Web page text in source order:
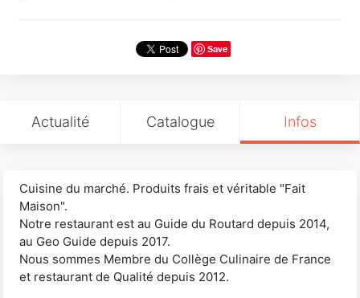
Save
Actualité Catalogue Infos
Cuisine du marché. Produits frais et véritable "Fait
Maison".
Notre restaurant est au Guide du Routard depuis 2014,
au Geo Guide depuis 2017.
Nous sommes Membre du Collège Culinaire de France
et restaurant de Qualité depuis 2012.